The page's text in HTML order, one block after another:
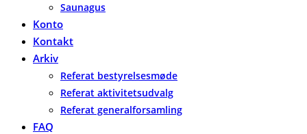
Saunagus
Konto
Kontakt
Arkiv
Referat bestyrelsesmøde
Referat aktivitetsudvalg
Referat generalforsamling
FAQ